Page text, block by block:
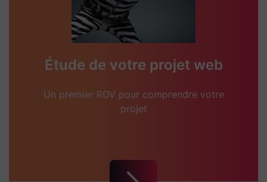
Étude de votre projet web
Un premier RDV pour comprendre votre
projet